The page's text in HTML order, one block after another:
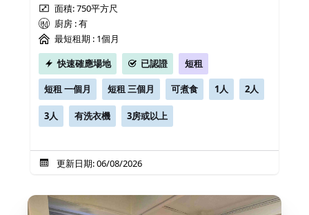
面積: 750平方尺
廚房 : 有
最短租期 : 1個月
快速確應場地
已認證 短租
短租 一個月 短租 三個月 可煮食 1人 2人
3人 有洗衣機 3房或以上
更新日期: 06/08/2026